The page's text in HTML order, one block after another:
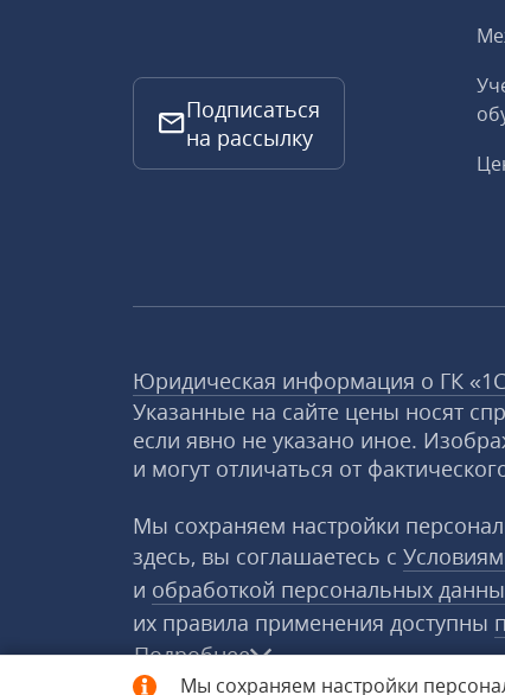
Мы сохраняем настройки
Подписаться
на рассылку
Юридическая информация о ГК
Указанные на сайте цены носят
если явно не указано иное.
и могут отличаться от
Мы сохраняем настройки
здесь, вы соглашаетесь с
и обработкой персональных
их правила применения доступны
Подробнее